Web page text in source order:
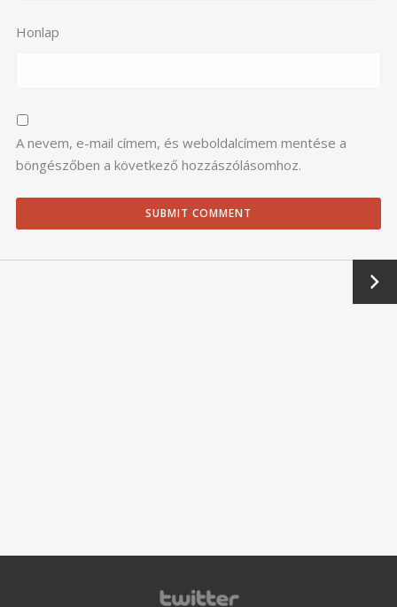
Honlap
A nevem, e-mail címem, és weboldalcímem mentése a
böngészőben a következő hozzászólásomhoz.
Next
→